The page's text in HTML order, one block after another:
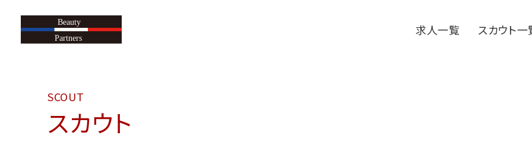
求人一覧 スカウト一
スカウト